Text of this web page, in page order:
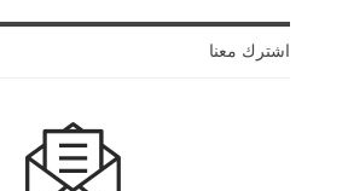
اشترك معنا